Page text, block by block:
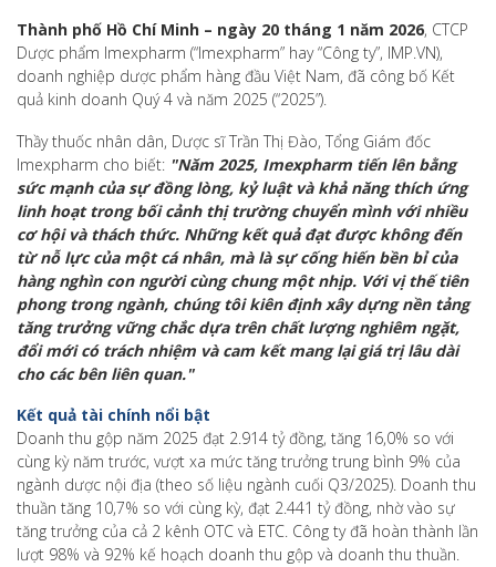
Thành phố Hồ Chí Minh – ngày 20 tháng 1 năm 2026, CTCP
Dược phẩm Imexpharm (“Imexpharm” hay “Công ty”, IMP.VN),
doanh nghiệp dược phẩm hàng đầu Việt Nam, đã công bố Kết
quả kinh doanh Quý 4 và năm 2025 (“2025”).
Thầy thuốc nhân dân, Dược sĩ Trần Thị Đào, Tổng Giám đốc
Imexpharm cho biết: "Năm 2025, Imexpharm tiến lên bằng
sức mạnh của sự đồng lòng, kỷ luật và khả năng thích ứng
linh hoạt trong bối cảnh thị trường chuyển mình với nhiều
cơ hội và thách thức. Những kết quả đạt được không đến
từ nỗ lực của một cá nhân, mà là sự cống hiến bền bỉ của
hàng nghìn con người cùng chung một nhịp. Với vị thế tiên
phong trong ngành, chúng tôi kiên định xây dựng nền tảng
tăng trưởng vững chắc dựa trên chất lượng nghiêm ngặt,
đổi mới có trách nhiệm và cam kết mang lại giá trị lâu dài
cho các bên liên quan."
Kết quả tài chính nổi bật
Doanh thu gộp năm 2025 đạt 2.914 tỷ đồng, tăng 16,0% so với
cùng kỳ năm trước, vượt xa mức tăng trưởng trung bình 9% của
ngành dược nội địa (theo số liệu ngành cuối Q3/2025). Doanh thu
thuần tăng 10,7% so với cùng kỳ, đạt 2.441 tỷ đồng, nhờ vào sự
tăng trưởng của cả 2 kênh OTC và ETC. Công ty đã hoàn thành lần
lượt 98% và 92% kế hoạch doanh thu gộp và doanh thu thuần.